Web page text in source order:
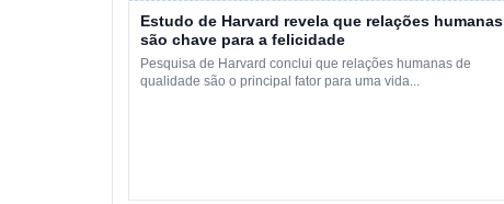
Estudo de Harvard revela que relações humanas
são chave para a felicidade
Pesquisa de Harvard conclui que relações humanas de
qualidade são o principal fator para uma vida...